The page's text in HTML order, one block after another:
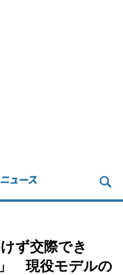
ず交際でき
現役モデルの